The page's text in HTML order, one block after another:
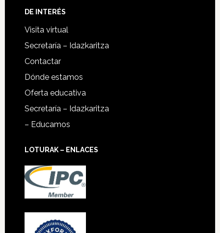
DE INTERÉS
Visita virtual
Secretaría – Idazkaritza
Contactar
Dónde estamos
Oferta educativa
Secretaría – Idazkaritza
– Educamos
LOTURAK – ENLACES